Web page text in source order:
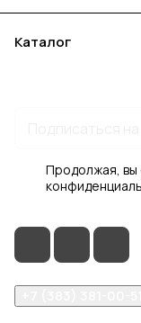
Каталог
Продолжая, вы